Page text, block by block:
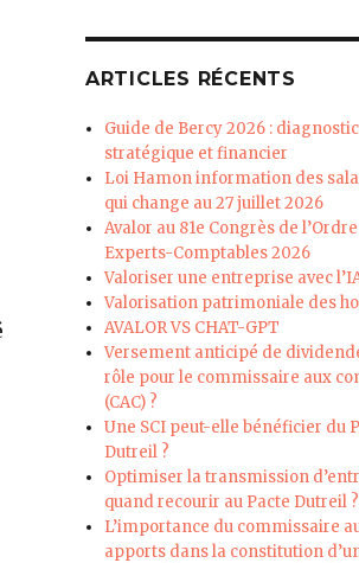
ARTICLES RÉCENTS
Guide de Bercy 2026 : diagnostic
stratégique et financier
Loi Hamon information des
qui change au 27 juillet 2026
Avalor au 81e Congrès de
Experts-Comptables 2026
Valoriser une entreprise avec
Valorisation patrimoniale des
AVALOR VS CHAT-GPT
Versement anticipé de
rôle pour le commissaire aux
(CAC) ?
Une SCI peut-elle bénéficier du
Dutreil ?
Optimiser la transmission
quand recourir au Pacte Dutreil ?
L’importance du commissaire
apports dans la constitution